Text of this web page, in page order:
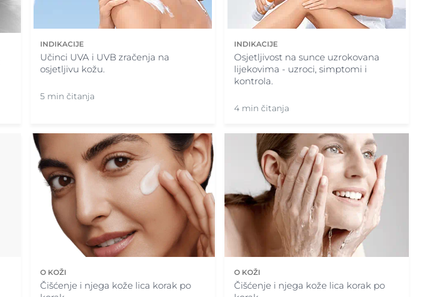
INDIKACIJE
Učinci UVA i UVB zračenja na
osjetljivu kožu.
5 min čitanja
INDIKACIJE
Osjetljivost na sunce uzrokovana
lijekovima - uzroci, simptomi i
kontrola.
4 min čitanja
O KOŽI
Čišćenje i njega kože lica korak po
O KOŽI
Čišćenje i njega kože lica korak po